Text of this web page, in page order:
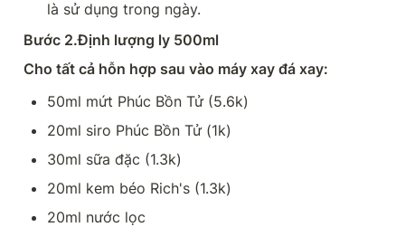
là sử dụng trong ngày.
Bước 2.Định lượng ly 500ml
Cho tất cả hỗn hợp sau vào máy xay đá xay:
50ml mứt Phúc Bồn Tử (5.6k)
20ml siro Phúc Bồn Tử (1k)
30ml sữa đặc (1.3k)
20ml kem béo Rich's (1.3k)
20ml nước lọc